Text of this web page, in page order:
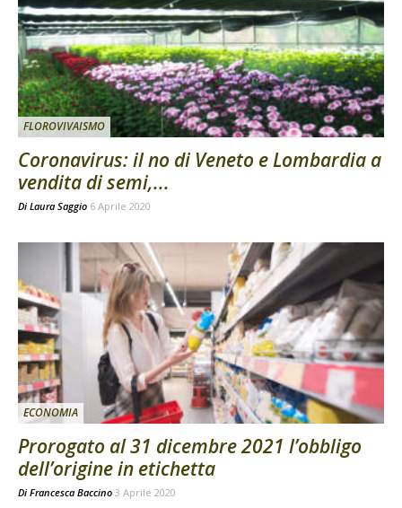
FLOROVIVAISMO
Coronavirus: il no di Veneto e Lombardia a
vendita di semi,...
Di Laura Saggio 6 Aprile 2020
ECONOMIA
Prorogato al 31 dicembre 2021 l’obbligo
dell’origine in etichetta
Di Francesca Baccino 3 Aprile 2020